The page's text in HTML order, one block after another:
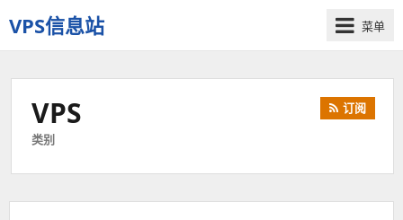
VPS信息站
一
个
史
菜单
VPS
类别
订阅